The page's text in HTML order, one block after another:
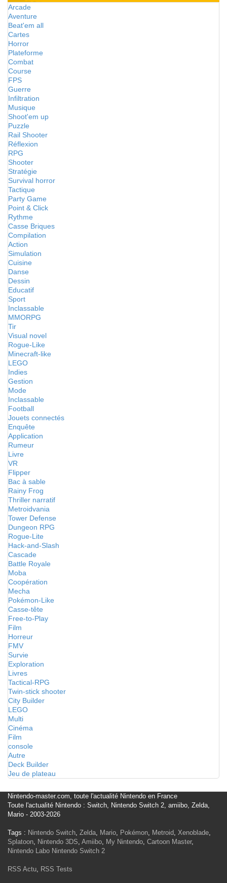
Arcade
Aventure
Beat'em all
Cartes
Horror
Plateforme
Combat
Course
FPS
Guerre
Infiltration
Musique
Shoot'em up
Puzzle
Rail Shooter
Réflexion
RPG
Shooter
Stratégie
Survival horror
Tactique
Party Game
Point & Click
Rythme
Casse Briques
Compilation
Action
Simulation
Cuisine
Danse
Dessin
Educatif
Sport
Inclassable
MMORPG
Tir
Visual novel
Rogue-Like
Minecraft-like
LEGO
Indies
Gestion
Mode
Inclassable
Football
Jouets connectés
Enquête
Application
Rumeur
Livre
VR
Flipper
Bac à sable
Rainy Frog
Thriller narratif
Metroidvania
Tower Defense
Dungeon RPG
Rogue-Lite
Hack-and-Slash
Cascade
Battle Royale
Moba
Coopération
Mecha
Pokémon-Like
Casse-tête
Free-to-Play
Film
Horreur
FMV
Survie
Exploration
Livres
Tactical-RPG
Twin-stick shooter
City Builder
LEGO
Multi
Cinéma
Film
console
Autre
Deck Builder
Jeu de plateau
Nintendo-master.com, toute l'actualité Nintendo en France
Toute l'actualité Nintendo : Switch, Nintendo Switch 2, amiibo, Zelda,
Mario - 2003-2026
Tags : Nintendo Switch, Zelda, Mario, Pokémon, Metroid, Xenoblade,
Splatoon, Nintendo 3DS, Amiibo, My Nintendo, Cartoon Master,
Nintendo Labo Nintendo Switch 2
RSS Actu, RSS Tests